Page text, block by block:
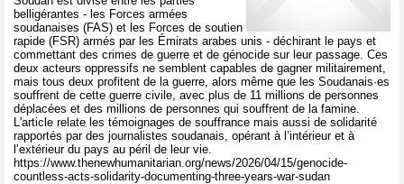
belligérantes - les Forces armées
soudanaises (FAS) et les Forces de soutien
rapide (FSR) armés par les Émirats arabes unis - déchirant le pays et
commettant des crimes de guerre et de génocide sur leur passage. Ces
deux acteurs oppressifs ne semblent capables de gagner militairement,
mais tous deux profitent de la guerre, alors même que les Soudanais·es
souffrent de cette guerre civile, avec plus de 11 millions de personnes
déplacées et des millions de personnes qui souffrent de la famine.
L'article relate les témoignages de souffrance mais aussi de solidarité
rapportés par des journalistes soudanais, opérant à l’intérieur et à
l’extérieur du pays au péril de leur vie.
https://www.thenewhumanitarian.org/news/2026/04/15/genocide-
countless-acts-solidarity-documenting-three-years-war-sudan